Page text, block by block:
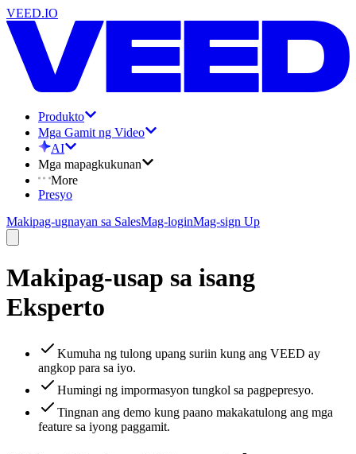
VEED.IO
Produkto
Mga Gamit ng Video
AI
Mga mapagkukunan
More
Presyo
Makipag-ugnayan sa SalesMag-loginMag-sign Up
Makipag-usap sa isang
Eksperto
Kumuha ng tulong upang suriin kung ang VEED ay
angkop para sa iyo.
Humingi ng impormasyon tungkol sa pagpepresyo.
Tingnan ang demo kung paano makakatulong ang mga
feature sa iyong paggamit.